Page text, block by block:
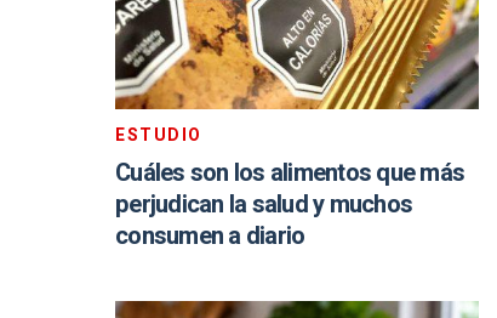
ESTUDIO
Cuáles son los alimentos que más
perjudican la salud y muchos
consumen a diario